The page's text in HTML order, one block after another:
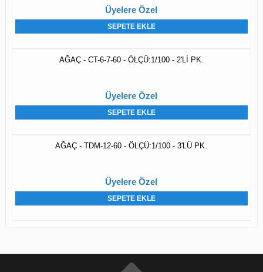
Üyelere Özel
SEPETE EKLE
AĞAÇ - CT-6-7-60 - ÖLÇÜ:1/100 - 2'Lİ PK.
Üyelere Özel
SEPETE EKLE
AĞAÇ - TDM-12-60 - ÖLÇÜ:1/100 - 3'LÜ PK.
Üyelere Özel
SEPETE EKLE